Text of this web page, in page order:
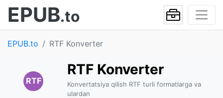
EPUB.to
EPUB.to RTF Konverter
RTF
RTF Konverter
Konvertatsiya qilish RTF turli formatlarga va
ulardan